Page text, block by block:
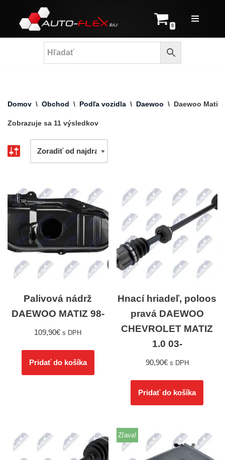
Prejsť
na
0
Domov \ Obchod \ Podľa vozidla \ Daewoo \ Daewoo Matiz
Zobrazuje sa 11 výsledkov
Palivová nádrž
DAEWOO MATIZ 98-
109,90€ s DPH
Pridať do košíka
Hnací hriadeľ, poloos
pravá DAEWOO
CHEVROLET MATIZ
1.0 03-
90,90€ s DPH
Pridať do košíka
Zľava!